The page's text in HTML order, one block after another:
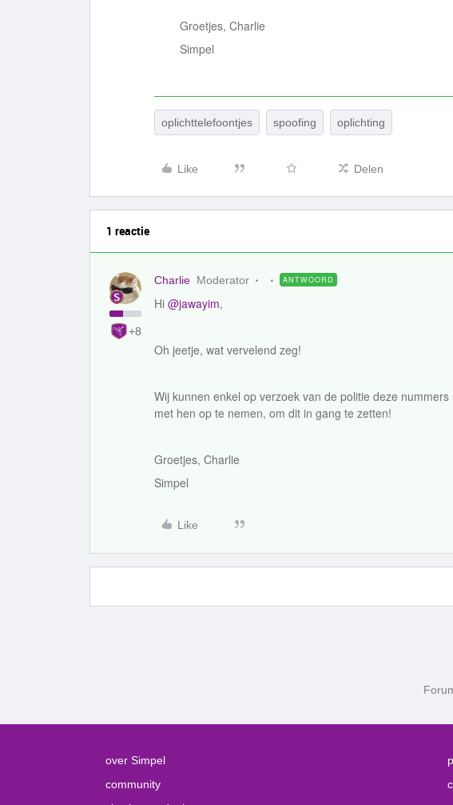
Groetjes, Charlie
Simpel
oplichttelefoontjes spoofing oplichting
Like Delen
1 reactie
+8
Charlie Moderator ANTWOORD
Hi @jawayim,
Oh jeetje, wat vervelend zeg!
Wij kunnen enkel op verzoek van de politie deze
met hen op te nemen, om dit in gang te zetten!
Groetjes, Charlie
Simpel
Like
over Simpel
community